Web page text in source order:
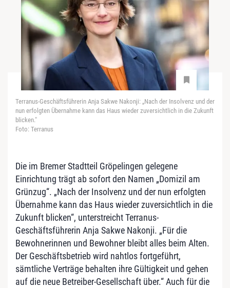
Terranus-Geschäftsführerin Anja Sakwe Nakonji: „Nach der Insolvenz und der
nun erfolgten Übernahme kann das Haus wieder zuversichtlich in die Zukunft
blicken."
Foto: Terranus
Die im Bremer Stadtteil Gröpelingen gelegene
Einrichtung trägt ab sofort den Namen „Domizil am
Grünzug“. „Nach der Insolvenz und der nun erfolgten
Übernahme kann das Haus wieder zuversichtlich in die
Zukunft blicken“, unterstreicht Terranus-
Geschäftsführerin Anja Sakwe Nakonji. „Für die
Bewohnerinnen und Bewohner bleibt alles beim Alten.
Der Geschäftsbetrieb wird nahtlos fortgeführt,
sämtliche Verträge behalten ihre Gültigkeit und gehen
auf die neue Betreiber-Gesellschaft über.“ Auch für die